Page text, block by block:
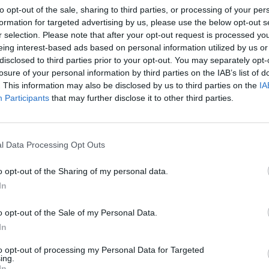
opt-out of the sale, sharing to third parties, or processing of your
for targeted advertising by us, please use the below opt-out
selection. Please note that after your opt-out request is processed
interest-based ads based on personal information utilized by us
to third parties prior to your opt-out. You may separately
of your personal information by third parties on the IAB’s list of
This information may also be disclosed by us to third parties on the
Participants that may further disclose it to other third parties.
Data Processing Opt Outs
opt-out of the Sharing of my personal data.
opt-out of the Sale of my Personal Data.
opt-out of processing my Personal Data for Targeted
"
ρεύματος στη
“Take a break….
Συλλυπητήριο
απώλεια του